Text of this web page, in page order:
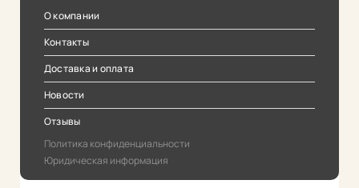
О компании
Контакты
Доставка и оплата
Новости
Отзывы
Политика конфиденциальности
Юридическая информация